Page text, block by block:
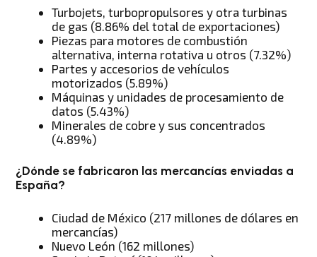
Turbojets, turbopropulsores y otra turbinas
de gas (8.86% del total de exportaciones)
Piezas para motores de combustión
alternativa, interna rotativa u otros (7.32%)
Partes y accesorios de vehículos
motorizados (5.89%)
Máquinas y unidades de procesamiento de
datos (5.43%)
Minerales de cobre y sus concentrados
(4.89%)
¿Dónde se fabricaron las mercancías enviadas a
España?
Ciudad de México (217 millones de dólares en
mercancías)
Nuevo León (162 millones)